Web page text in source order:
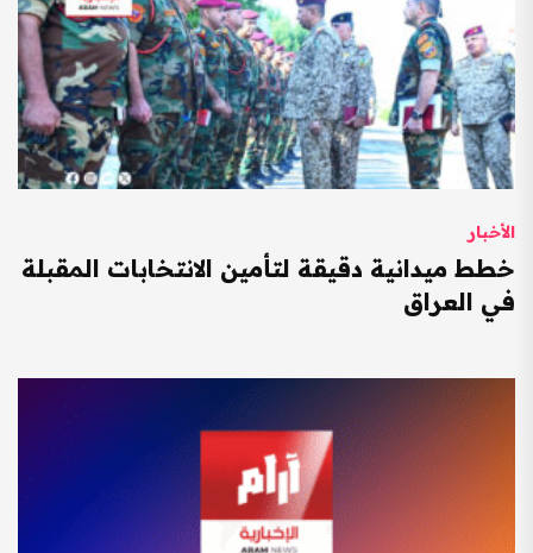
الأخبار
خطط ميدانية دقيقة لتأمين الانتخابات المقبلة
في العراق